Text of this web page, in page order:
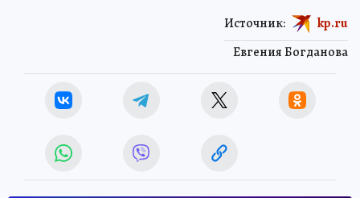
Евгения Богданова
Источник: kp.ru